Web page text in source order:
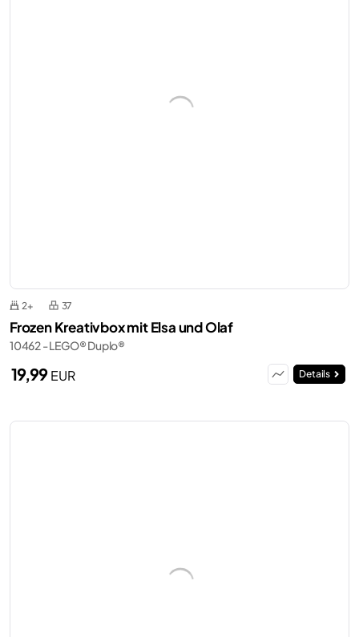
2+ 37
Frozen Kreativbox mit Elsa und Olaf
10462 - LEGO® Duplo®
19,99EUR Details